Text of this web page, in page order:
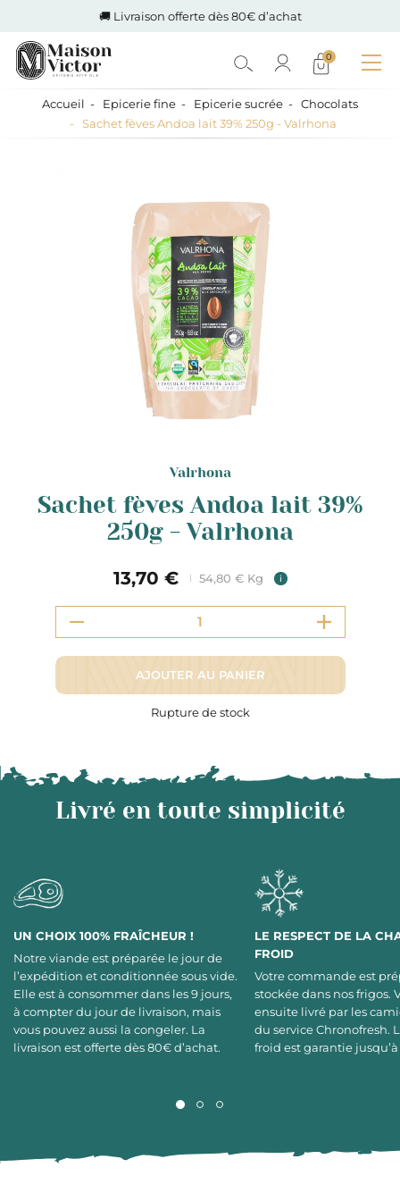
🚚 Livraison offerte dès 80€ d’achat
0
Accueil Epicerie fine Epicerie sucrée
Chocolats
Sachet fèves Andoa lait 39% 250g - Valrhona
Valrhona
Sachet fèves Andoa lait 39%
250g - Valrhona
13,70 € 54,80 € Kg i
AJOUTER AU PANIER
Rupture de stock
Livré en toute simplicité
UN CHOIX 100% FRAÎCHEUR !
Notre viande est préparée le jour de
l’expédition et conditionnée sous vide.
Elle est à consommer dans les 9 jours,
à compter du jour de livraison, mais
vous pouvez aussi la congeler. La
livraison est offerte dès 80€ d’achat.
LE RESPECT DE LA
FROID
Votre commande est
stockée dans nos frigos.
ensuite livré par les
du service Chronofresh.
froid est garantie